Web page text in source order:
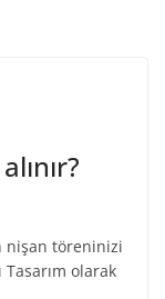
nişan töreninizi
olarak